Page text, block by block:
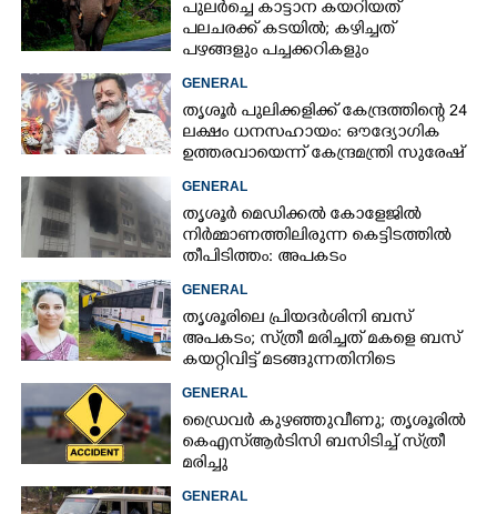
പുലർച്ചെ കാട്ടാന കയറിയത്
പലചരക്ക് കടയിൽ; കഴിച്ചത്
പഴങ്ങളും പച്ചക്കറികളും
GENERAL
തൃശൂർ പുലിക്കളിക്ക് കേന്ദ്രത്തിന്റെ 24
ലക്ഷം ധനസഹായം: ഔദ്യോഗിക
ഉത്തരവായെന്ന് കേന്ദ്രമന്ത്രി സുരേഷ്
ഗോപി
GENERAL
തൃശൂർ മെഡിക്കൽ കോളേജിൽ
നിർമ്മാണത്തിലിരുന്ന കെട്ടിടത്തിൽ
തീപിടിത്തം: അപകടം
മൂന്നാംനിലയിൽ
GENERAL
തൃശൂരിലെ പ്രിയദർശിനി ബസ്
അപകടം; സ്‌ത്രീ മരിച്ചത് മകളെ ബസ്
കയറ്റിവിട്ട് മടങ്ങുന്നതിനിടെ
GENERAL
ഡ്രൈവർ കുഴഞ്ഞുവീണു; തൃശൂരിൽ
കെഎസ്‌ആർടിസി ബസിടിച്ച് സ്‌ത്രീ
മരിച്ചു
GENERAL